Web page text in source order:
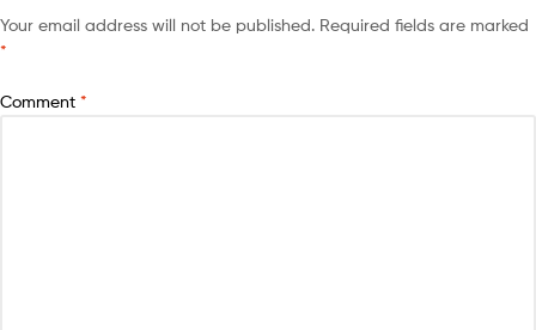
Your email address will not be published. Required fields are marked
*
Comment *